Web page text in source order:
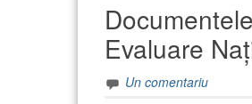
Evaluare
Un comentariu